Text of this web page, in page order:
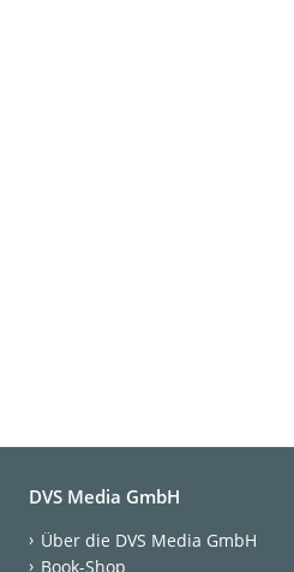
DVS Media GmbH
Über die DVS Media GmbH
Book-Shop